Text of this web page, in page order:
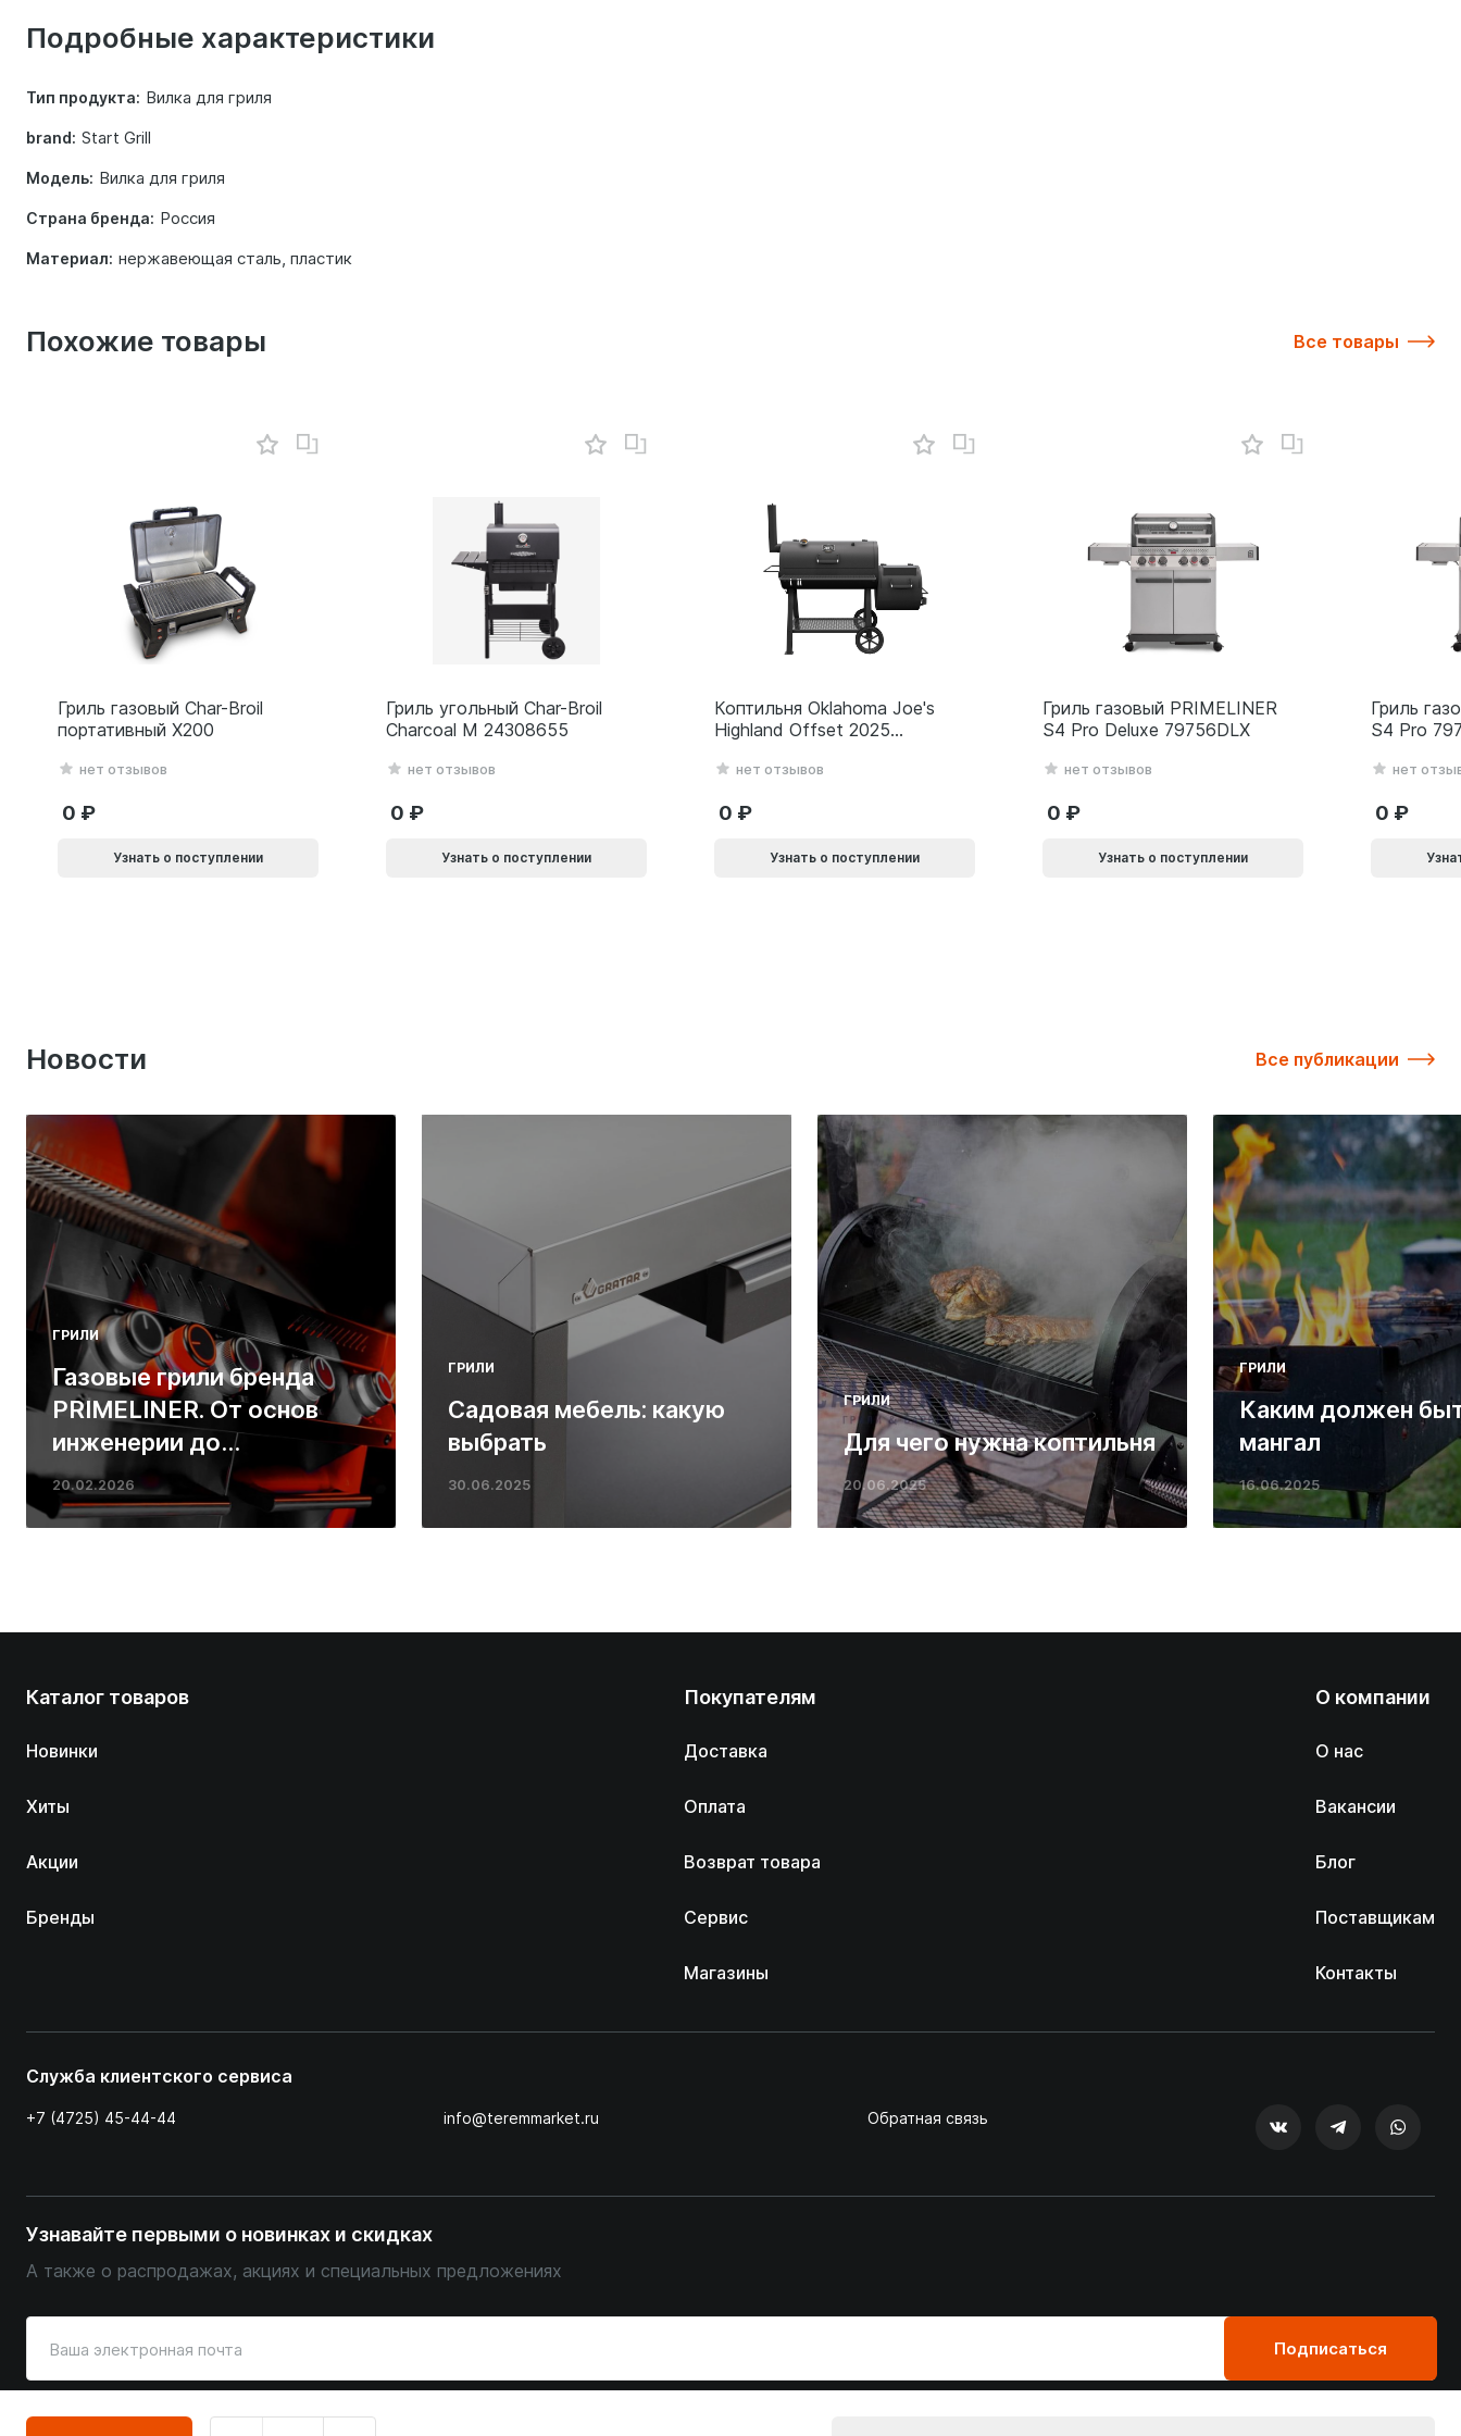
товаре
Подробные характеристики
Тип продукта: Вилка для гриля
brand: Start Grill
Модель: Вилка для гриля
Страна бренда: Россия
Материал: нержавеющая сталь, пластик
Похожие товары Все товары
Гриль газовый Char-Broil
портативный X200
нет отзывов
0
Узнать о поступлении
Гриль угольный Char-Broil
Charcoal M 24308655
нет отзывов
0
Узнать о поступлении
Коптильня Oklahoma Joe's
Highland Offset 2025
нет отзывов
0
Узнать о поступлении
Гриль газовый PRIMELINER
S4 Pro Deluxe 79756DLX
нет отзывов
0
Узнать о поступлении
Гриль
S4 Pro
нет
0
Новости Все публикации
ГРИЛИ
Газовые грили бренда
PRIMELINER. От основ
инженерии до
ресторанных стейков у
вас дома
20.02.2026
ГРИЛИ
Садовая мебель: какую
выбрать
30.06.2025
ГРИЛИ
Для чего нужна коптильня
20.06.2025
ГРИЛИ
Каким должен
мангал
16.06.2025
Каталог товаров
Новинки
Хиты
Акции
Бренды
Покупателям
Доставка
Оплата
Возврат товара
Сервис
Магазины
О компании
О нас
Вакансии
Блог
Поставщикам
Контакты
Служба клиентского сервиса
+7 (4725) 45-44-44 info@teremmarket.ru Обратная связь
Узнавайте первыми о новинках и скидках
А также о распродажах, акциях и специальных предложениях
Введите
ваш
адрес
Подписаться